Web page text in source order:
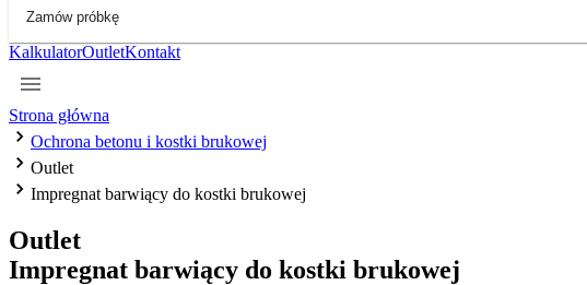
Zamów próbkę
KalkulatorOutletKontakt
Strona główna
Ochrona betonu i kostki brukowej
Outlet
Impregnat barwiący do kostki brukowej
Outlet
Impregnat barwiący do kostki brukowej